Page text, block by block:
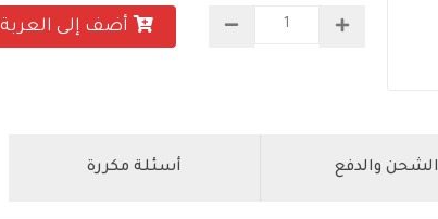
أضف إلى العربة
الشحن والدفع أسئلة مكررة